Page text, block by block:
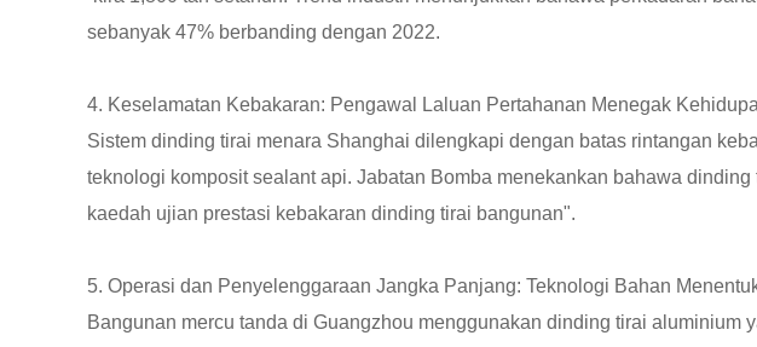
sebanyak 47% berbanding dengan 2022.
4. Keselamatan Kebakaran: Pengawal Laluan Pertahanan Menegak
Sistem dinding tirai menara Shanghai dilengkapi dengan batas rintangan
teknologi komposit sealant api. Jabatan Bomba menekankan bahawa
kaedah ujian prestasi kebakaran dinding tirai bangunan".
5. Operasi dan Penyelenggaraan Jangka Panjang: Teknologi Bahan
Bangunan mercu tanda di Guangzhou menggunakan dinding tirai